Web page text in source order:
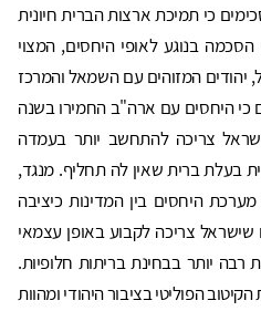
כי תמיכת ארצות הברית חיונית
בנוגע לאופי היחסים, המצוי
יהודים המזוהים עם השמאל והמרכז
כי היחסים עם ארה"ב החמירו בשנה
צריכה להתחשב יותר בעמדה
בעלת ברית שאין לה תחליף. מנגד,
היחסים בין המדינות כיציבה
צריכה לקבוע באופן עצמאי
רבה יותר בבחינת בריתות חלופיות.
הפוליטי בציבור היהודי ומהוות